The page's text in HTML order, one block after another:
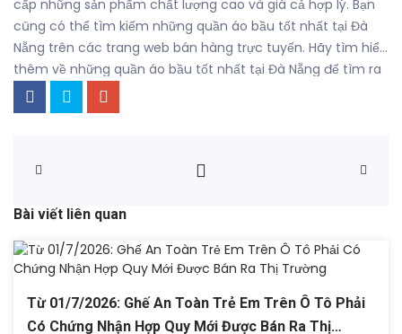
cấp những sản phẩm chất lượng cao và giá cả hợp lý. Bạn
cũng có thể tìm kiếm những quần áo bầu tốt nhất tại Đà
Nẵng trên các trang web bán hàng trực tuyến. Hãy tìm hiểu
thêm về những quần áo bầu tốt nhất tại Đà Nẵng để tìm ra
sản phẩm phù hợp nhất với bạn.
Bài viết liên quan
Từ 01/7/2026: Ghế An Toàn Trẻ Em Trên Ô Tô Phải
Có Chứng Nhận Hợp Quy Mới Được Bán Ra Thị